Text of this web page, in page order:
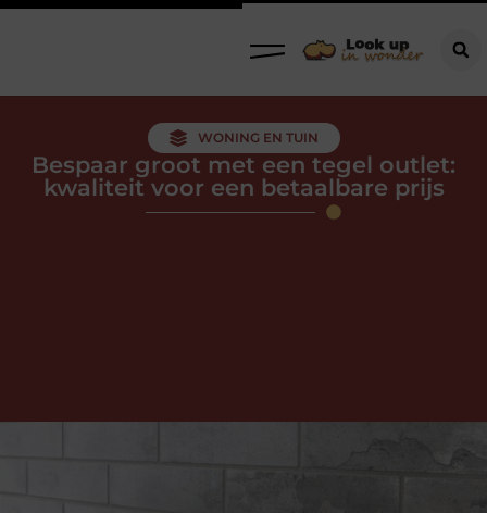
WONING EN TUIN
Bespaar groot met een tegel outlet:
kwaliteit voor een betaalbare prijs